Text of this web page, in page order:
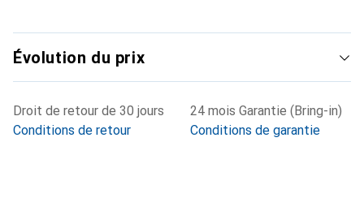
Évolution du prix
Droit de retour de 30 jours
Conditions de retour
24 mois Garantie (Bring-in)
Conditions de garantie